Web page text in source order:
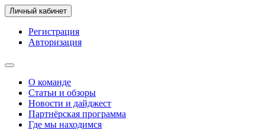
Личный кабинет
Регистрация
Авторизация
О команде
Статьи и обзоры
Новости и дайджест
Партнёрская программа
Где мы находимся